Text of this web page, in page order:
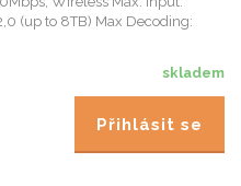
(up to 8TB) Max Decoding:
skladem
Přihlásit se